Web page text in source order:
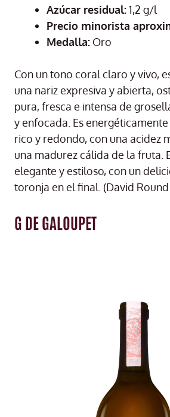
Azúcar residual:1,2 g/l
Precio minorista
Medalla: Oro
Con un tono coral claro y vivo,
una nariz expresiva y abierta,
pura, fresca e intensa de
y enfocada. Es
rico y redondo, con una acidez
una madurez cálida de la fruta.
elegante y estiloso, con un
toronja en el final. (David
G DE GALOUPET